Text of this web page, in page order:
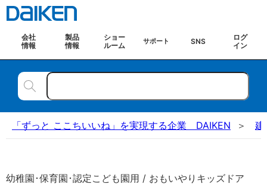
会社
情報
製品
情報
ショー
ルーム
サポート SNS
ログ
イン
「ずっと ここちいいね」を実現する企業 DAIKEN 建
幼稚園･保育園･認定こども園用 / おもいやりキッズドア